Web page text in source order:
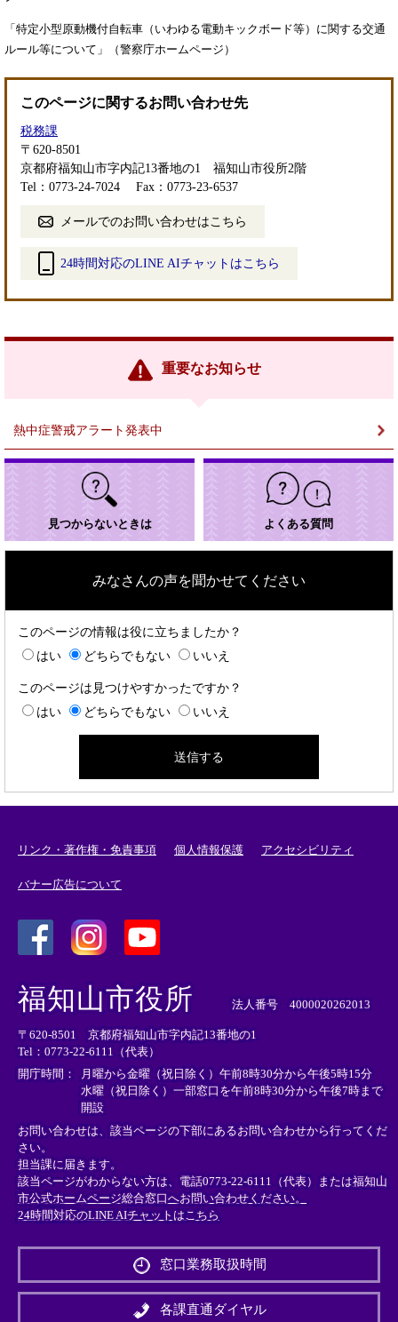
「特定小型原動機付自転車（いわゆる電動キックボード等）に関する交通
ルール等について」（警察庁ホームページ）
このページに関するお問い合わせ先
税務課
〒620-8501
京都府福知山市字内記13番地の1 福知山市役所2階
Tel：0773-24-7024
Fax：0773-23-6537
メールでのお問い合わせはこちら
24時間対応のLINE AIチャットはこちら
リ
重要なお知らせ
熱中症警戒アラート発表中
見つからないときは よくある質問
みなさんの声を聞かせてください
このページの情報は役に立ちましたか？
はい
どちらでもない いいえ
このページは見つけやすかったですか？
はい
どちらでもない いいえ
リンク・著作権・免責事項 個人情報保護 アクセシビリティ
バナー広告について
外
部
リ
ン
ク
＞
外
リ
ン
ク
＞
外
部
ン
ク
＞
福知山市役所 法人番号 4000020262013
〒620-8501 京都府福知山市字内記13番地の1
Tel：0773-22-6111（代表）
開庁時間：
月曜から金曜（祝日除く）午前8時30分から午後5時15分
水曜（祝日除く）一部窓口を午前8時30分から午後7時まで
開設
お問い合わせは、該当ページの下部にあるお問い合わせから行ってくだ
さい。
担当課に届きます。
該当ページがわからない方は、電話0773-22-6111（代表）または福知山
市公式ホームページ総合窓口へお問い合わせください。
24時間対応のLINE AIチャットはこちら
外
リ
ン
窓口業務取扱時間
各課直通ダイヤル